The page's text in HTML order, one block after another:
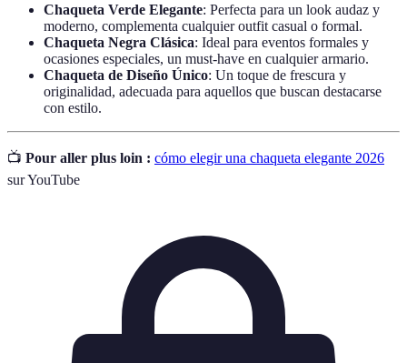
Chaqueta Verde Elegante: Perfecta para un look audaz y
moderno, complementa cualquier outfit casual o formal.
Chaqueta Negra Clásica: Ideal para eventos formales y
ocasiones especiales, un must-have en cualquier armario.
Chaqueta de Diseño Único: Un toque de frescura y
originalidad, adecuada para aquellos que buscan destacarse
con estilo.
📺 Pour aller plus loin : cómo elegir una chaqueta elegante 2026
sur YouTube